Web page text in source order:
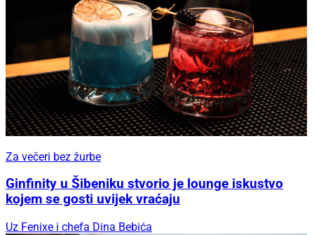
Za večeri bez žurbe
Ginfinity u Šibeniku stvorio je lounge iskustvo
kojem se gosti uvijek vraćaju
Uz Fenixe i chefa Dina Bebića